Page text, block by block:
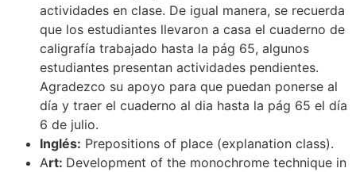
actividades en clase. De igual manera, se recuerda
que los estudiantes llevaron a casa el cuaderno de
caligrafía trabajado hasta la pág 65, algunos
estudiantes presentan actividades pendientes.
Agradezco su apoyo para que puedan ponerse al
día y traer el cuaderno al dia hasta la pág 65 el día
6 de julio.
Inglés: Prepositions of place (explanation class).
Art: Development of the monochrome technique in